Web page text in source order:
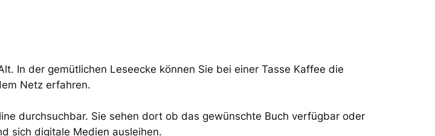
In der gemütlichen Leseecke können Sie bei einer Tasse Kaffee die
Netz erfahren.
durchsuchbar. Sie sehen dort ob das gewünschte Buch verfügbar oder
sich digitale Medien ausleihen.